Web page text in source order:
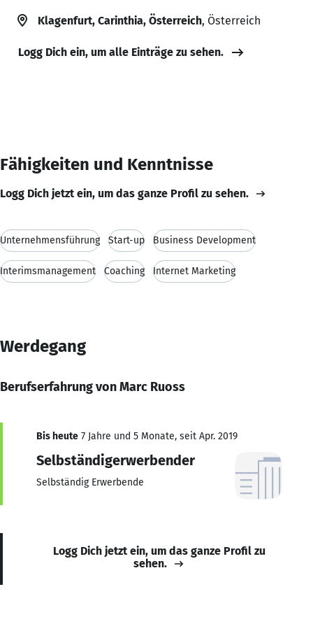
Klagenfurt, Carinthia, Österreich, Österreich
Logg Dich ein, um alle Einträge zu sehen.
Fähigkeiten und Kenntnisse
Logg Dich jetzt ein, um das ganze Profil zu sehen.
Unternehmensführung Start-up Business Development
Interimsmanagement Coaching Internet Marketing
Werdegang
Berufserfahrung von Marc Ruoss
Bis heute 7 Jahre und 5 Monate, seit Apr. 2019
Selbständigerwerbender
Selbständig Erwerbende
Logg Dich jetzt ein, um das ganze Profil zu
sehen.